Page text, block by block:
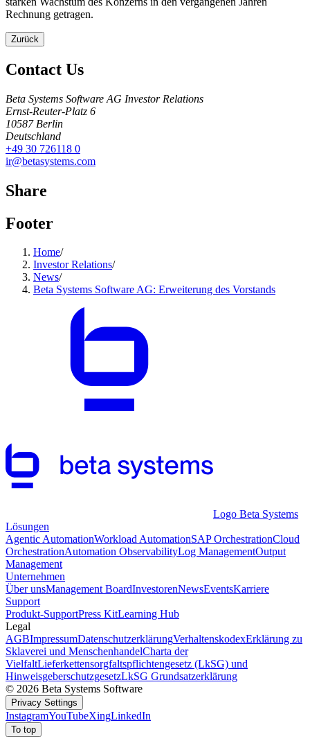
Rechnung getragen.
Zurück
Contact Us
Beta Systems Software AG Investor Relations
Ernst-Reuter-Platz 6
10587 Berlin
Deutschland
+49 30 726118 0
ir@betasystems.com
Share
Footer
Home/
Investor Relations/
News/
Beta Systems Software AG: Erweiterung des Vorstands
Logo Beta Systems
Lösungen
Agentic AutomationWorkload AutomationSAP OrchestrationCloud
OrchestrationAutomation ObservabilityLog ManagementOutput
Management
Unternehmen
Über unsManagement BoardInvestorenNewsEventsKarriere
Support
Produkt-SupportPress KitLearning Hub
Legal
AGBImpressumDatenschutzerklärungVerhaltenskodexErklärung zu
Sklaverei und MenschenhandelCharta der
VielfaltLieferkettensorgfaltspflichtengesetz (LkSG) und
HinweisgeberschutzgesetzLkSG Grundsatzerklärung
© 2026 Beta Systems Software
Privacy Settings
InstagramYouTubeXingLinkedIn
To top